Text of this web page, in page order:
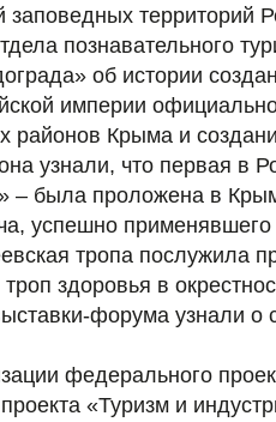
заповедных территорий
познавательного
об истории
империи
районов Крыма и
узнали, что первая в
– была проложена в
успешно
тропа послужила
здоровья в
форума узнали
федерального
«Туризм и